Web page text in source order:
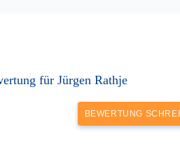
für Jürgen Rathje
BEWERTUNG